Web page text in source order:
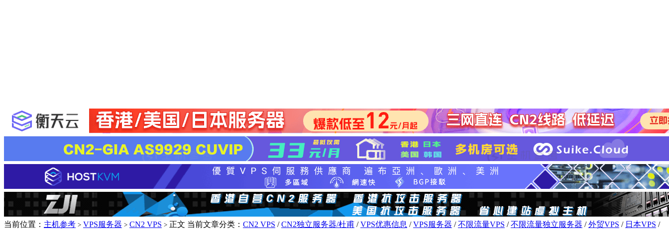
当前位置： 主机参考 > VPS服务器 > CN2 VPS > 正文 当前文章分类： CN2 VPS /CN2独立服务器/杜甫 /VPS优惠信息 /VPS服务器 /不限流量VPS /不限流量独立服务器 /外贸VPS / 日本VPS /